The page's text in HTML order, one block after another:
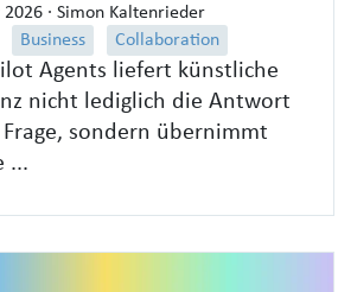
2026 · Simon Kaltenrieder
Business Collaboration
Agents liefert künstliche
nicht lediglich die Antwort
sondern übernimmt
...